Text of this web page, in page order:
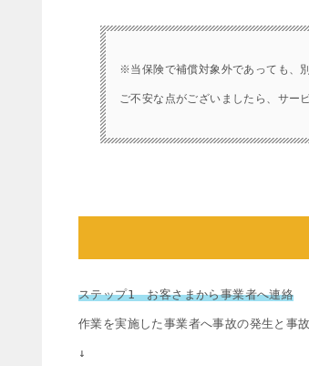
※当保険で補償対象外であっても、
ご不安な点がございましたら、サー
ステップ1　お客さまから事業者へ連絡
作業を実施した事業者へ事故の発生と事
↓